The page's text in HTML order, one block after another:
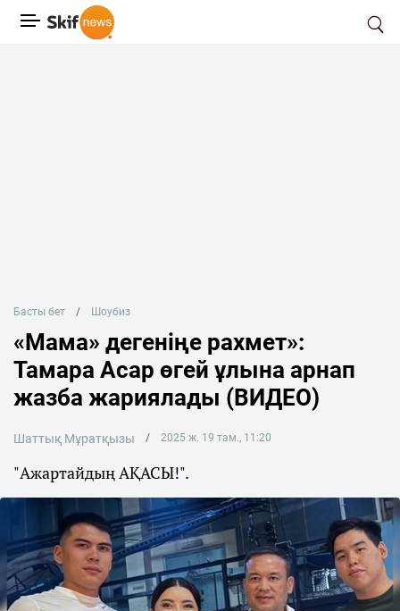
Басты бет Шоубиз
«Мама» дегеніңе рахмет»:
Тамара Асар өгей ұлына арнап
жазба жариялады (ВИДЕО)
Шаттық Мұратқызы 2025 ж. 19 там., 11:20
"Ажартайдың АҚАСЫ!".